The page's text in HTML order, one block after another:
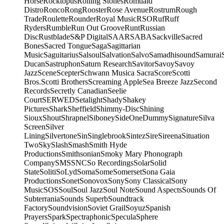
DistroRoncoRongRoosterRose AvenueRostrumRough
TradeRouletteRounderRoyal MusicRSORufRuff
RydersRumbleRun Out GrooveRuntRussian
DiscRustbladeS&P DigitalSAARSABASackvilleSacred
BonesSacred TongueSagaSagittarian
MusicSaguitariusSalsoulSalvationSalvoSamadhisoundSamurai
DucanSastruphonSaturn ResearchSavitorSavoySavoy
JazzSceneScepterSchwann Musica SacraScoreScotti
Bros.Scotti BrothersScreaming AppleSea Breeze JazzSecond
RecordsSecretly CanadianSeelie
CourtSERWEDSetalightShadyShakey
PicturesSharkSheffieldShimmy-DiscShining
SiouxShoutShrapnelSiboneySideOneDummySignatureSilva
ScreenSilver
LiningSilvertoneSinSinglebrookSintezSireSireenaSituation
TwoSkySlashSmashSmith Hyde
ProductionsSmithsonianSmoky Mary Phonograph
CompanySMSSNCSo RecordingsSolarSolid
StateSolitiSoLydSomaSomeSomersetSona Gaia
ProductionsSonetSonovoxSonySony ClassicalSony
MusicSOSSoulSoul JazzSoul NoteSound AspectsSounds Of
SubterraniaSounds SuperbSoundtrack
FactorySoundvisionSoviet GrailSoyuzSpanish
PrayersSparkSpectraphonicSpeculaSphere